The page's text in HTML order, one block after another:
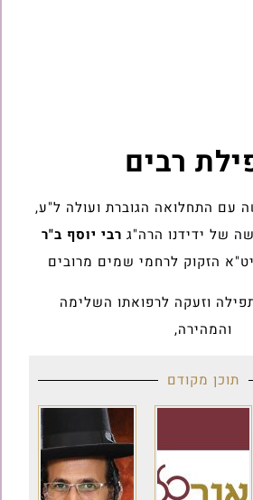
רבים
עם התחלואה הגוברת ועולה ל"ע,
של ידידנו הרה"ג רבי יוסף ב"ר
הזקוק לרחמי שמים מרובים
וזעקה לרפואתו השלימה
והמהירה,
תוכן מקודם